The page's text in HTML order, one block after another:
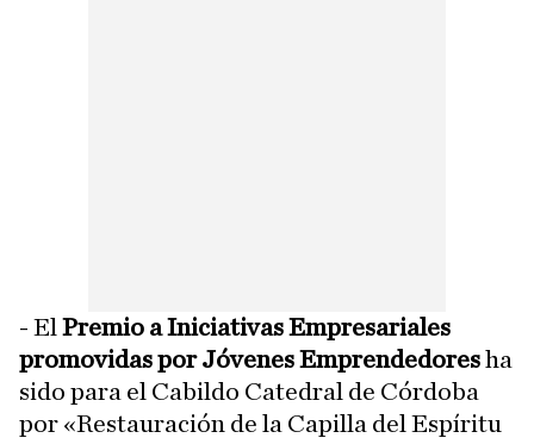
- El Premio a Iniciativas Empresariales
promovidas por Jóvenes Emprendedoresha
sido para el Cabildo Catedral de Córdoba
por «Restauración de la Capilla del Espíritu